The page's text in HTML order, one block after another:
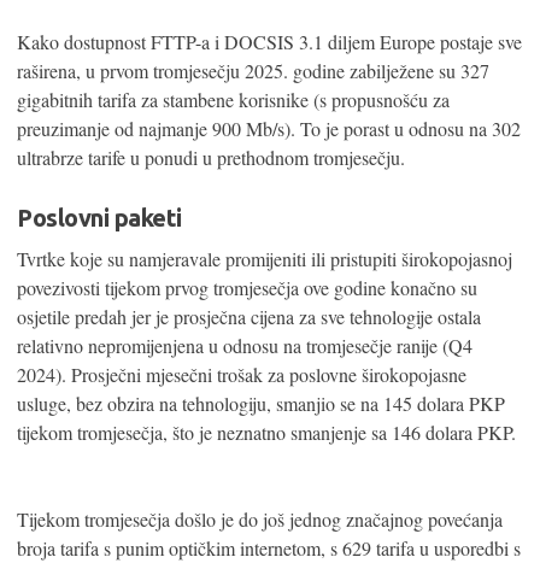
Kako dostupnost FTTP-a i DOCSIS 3.1 diljem Europe postaje sve
raširena, u prvom tromjesečju 2025. godine zabilježene su 327
gigabitnih tarifa za stambene korisnike (s propusnošću za
preuzimanje od najmanje 900 Mb/s). To je porast u odnosu na 302
ultrabrze tarife u ponudi u prethodnom tromjesečju.
Poslovni paketi
Tvrtke koje su namjeravale promijeniti ili pristupiti širokopojasnoj
povezivosti tijekom prvog tromjesečja ove godine konačno su
osjetile predah jer je prosječna cijena za sve tehnologije ostala
relativno nepromijenjena u odnosu na tromjesečje ranije (Q4
2024). Prosječni mjesečni trošak za poslovne širokopojasne
usluge, bez obzira na tehnologiju, smanjio se na 145 dolara PKP
tijekom tromjesečja, što je neznatno smanjenje sa 146 dolara PKP.
Tijekom tromjesečja došlo je do još jednog značajnog povećanja
broja tarifa s punim optičkim internetom, s 629 tarifa u usporedbi s